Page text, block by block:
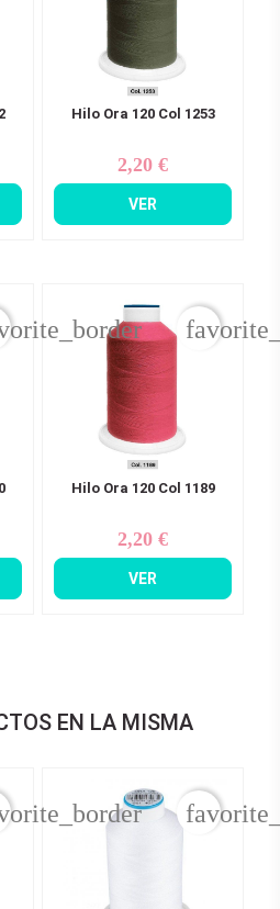
Hilo Ora 120 Col 1253
Precio
2,20 €
VER
Hilo Ora 120 Col 1189
Precio
2,20 €
VER
EN LA MISMA